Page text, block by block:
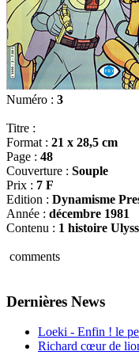
Numéro : 3
Titre :
Format : 21 x 28,5 cm
Page : 48
Couverture : Souple
Prix : 7 F
Edition : Dynamisme
Année : décembre 1981
Contenu : 1 histoire
comments
Dernières News
Loeki - Enfin ! le
Richard cœur de